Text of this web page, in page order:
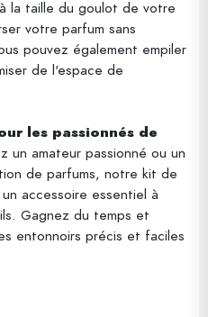
la taille du goulot de votre
votre parfum sans
pouvez également empiler
de l'espace de
les passionnés de
un amateur passionné ou un
de parfums, notre kit de
accessoire essentiel à
Gagnez du temps et
entonnoirs précis et faciles